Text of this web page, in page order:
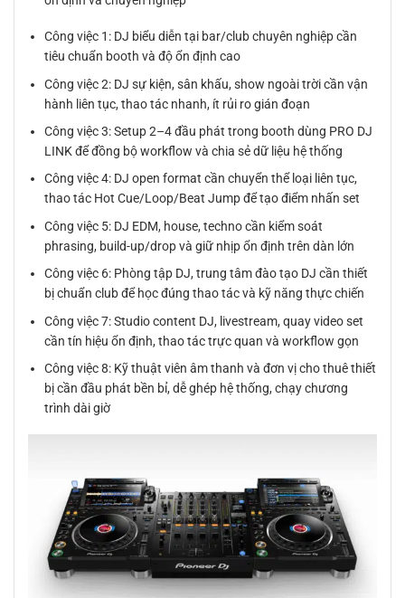
Công việc 1: DJ biểu diễn tại bar/club chuyên nghiệp cần
tiêu chuẩn booth và độ ổn định cao
Công việc 2: DJ sự kiện, sân khấu, show ngoài trời cần vận
hành liên tục, thao tác nhanh, ít rủi ro gián đoạn
Công việc 3: Setup 2–4 đầu phát trong booth dùng PRO DJ
LINK để đồng bộ workflow và chia sẻ dữ liệu hệ thống
Công việc 4: DJ open format cần chuyển thể loại liên tục,
thao tác Hot Cue/Loop/Beat Jump để tạo điểm nhấn set
Công việc 5: DJ EDM, house, techno cần kiểm soát
phrasing, build-up/drop và giữ nhịp ổn định trên dàn lớn
Công việc 6: Phòng tập DJ, trung tâm đào tạo DJ cần thiết
bị chuẩn club để học đúng thao tác và kỹ năng thực chiến
Công việc 7: Studio content DJ, livestream, quay video set
cần tín hiệu ổn định, thao tác trực quan và workflow gọn
Công việc 8: Kỹ thuật viên âm thanh và đơn vị cho thuê thiết
bị cần đầu phát bền bỉ, dễ ghép hệ thống, chạy chương
trình dài giờ